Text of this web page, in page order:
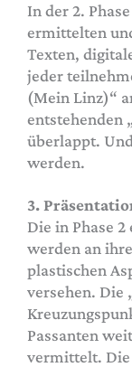
In der 2.
ermittelten
Texten,
jeder
(Mein Linz)“
entstehenden
überlappt.
werden.
3.
Die in Phase
werden an
plastischen
versehen. Die
Passanten
vermittelt. Die